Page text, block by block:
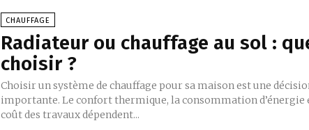
CHAUFFAGE
Radiateur ou chauffage au sol :
choisir ?
Choisir un système de chauffage pour sa maison est une
importante. Le confort thermique, la consommation d’énergie
coût des travaux dépendent...